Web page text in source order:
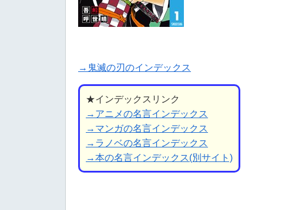
→鬼滅の刃のインデックス
★インデックスリンク
→アニメの名言インデックス
→マンガの名言インデックス
→ラノベの名言インデックス
→本の名言インデックス(別サイト)